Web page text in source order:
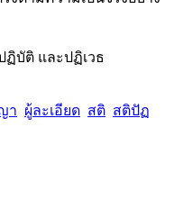
ฏิบัติ และปฏิเวธ
า ผู้ละเอียด สติ สติปัฏ